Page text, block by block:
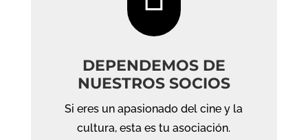
DEPENDEMOS DE
NUESTROS SOCIOS
Si eres un apasionado del cine y la
cultura, esta es tu asociación.